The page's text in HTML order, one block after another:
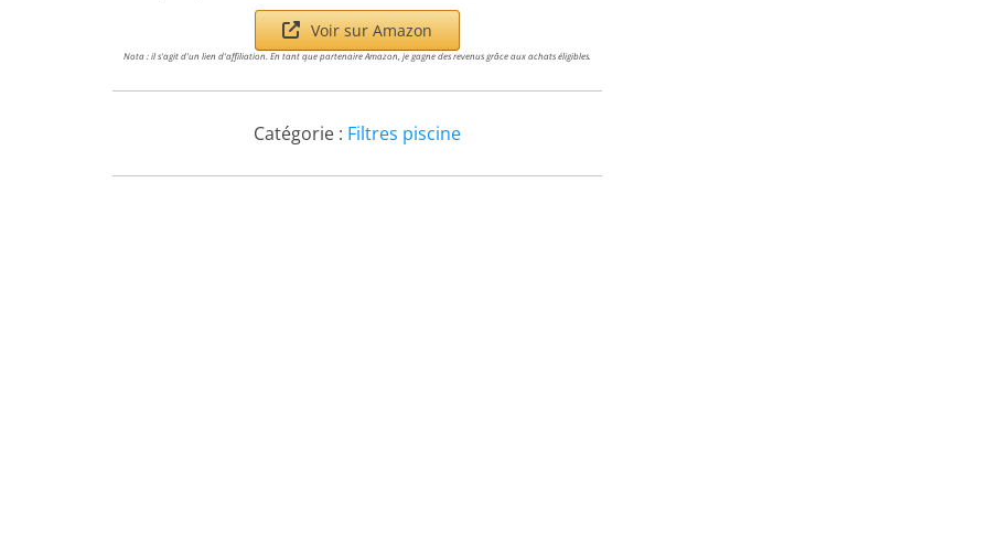
Voir sur Amazon
Nota : il s'agit d'un lien d'affiliation. En tant que partenaire Amazon, je gagne des revenus grâce aux achats éligibles.
Catégorie : Filtres piscine